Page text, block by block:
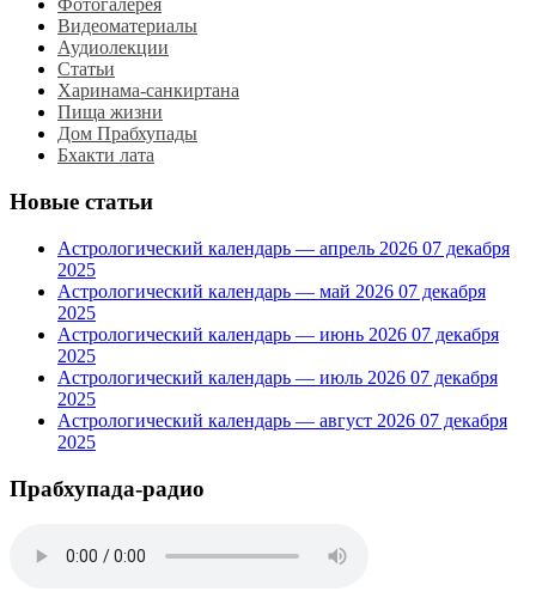
Фотогалерея
Видеоматериалы
Аудиолекции
Статьи
Харинама-санкиртана
Пища жизни
Дом Прабхупады
Бхакти лата
Новые статьи
Астрологический календарь — апрель 2026 07 декабря
2025
Астрологический календарь — май 2026 07 декабря
2025
Астрологический календарь — июнь 2026 07 декабря
2025
Астрологический календарь — июль 2026 07 декабря
2025
Астрологический календарь — август 2026 07 декабря
2025
Прабхупада-радио